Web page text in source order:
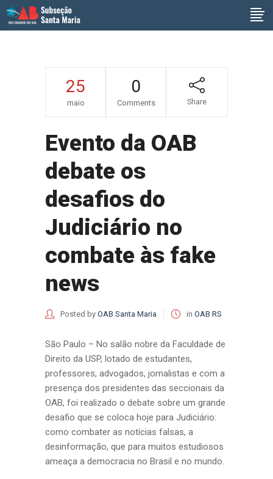
25
maio
0
Comments Share
Evento da OAB
debate os
desafios do
Judiciário no
combate às fake
news
Posted by OAB Santa Maria in OAB RS
São Paulo – No salão nobre da Faculdade de
Direito da USP, lotado de estudantes,
professores, advogados, jornalistas e com a
presença dos presidentes das seccionais da
OAB, foi realizado o debate sobre um grande
desafio que se coloca hoje para Judiciário:
como combater as notícias falsas, a
desinformação, que para muitos estudiosos
ameaça a democracia no Brasil e no mundo.